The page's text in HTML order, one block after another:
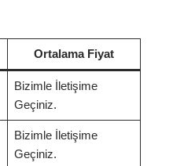
Ortalama Fiyat
Bizimle İletişime
Geçiniz.
Bizimle İletişime
Geçiniz.